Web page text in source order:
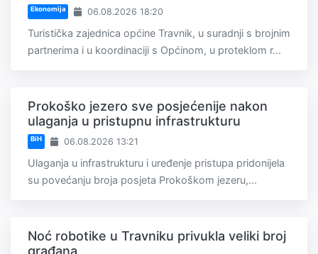
Ekonomija 06.08.2026 18:20
Turistička zajednica općine Travnik, u suradnji s brojnim
partnerima i u koordinaciji s Općinom, u proteklom r...
Prokoško jezero sve posjećenije nakon
ulaganja u pristupnu infrastrukturu
BiH 06.08.2026 13:21
Ulaganja u infrastrukturu i uređenje pristupa pridonijela
su povećanju broja posjeta Prokoškom jezeru,...
Noć robotike u Travniku privukla veliki broj
građana